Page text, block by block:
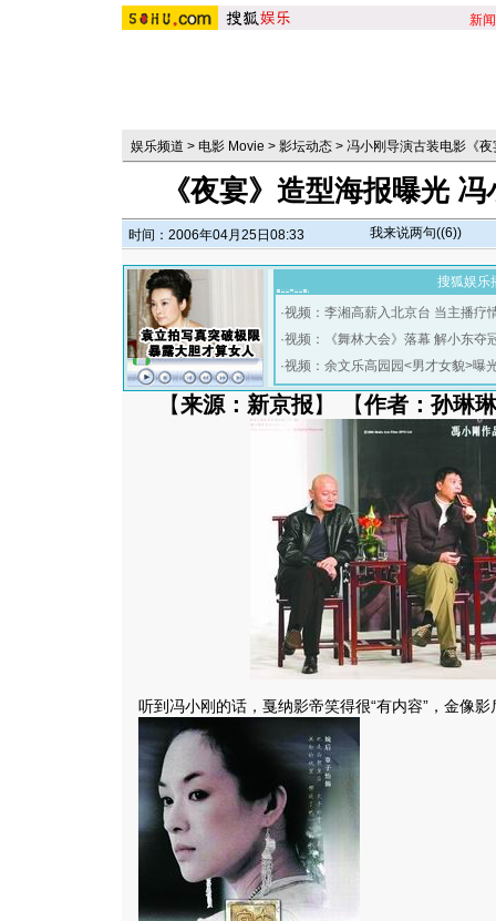
新闻
娱乐频道 > 电影 Movie > 影坛动态 > 冯小刚导演古装电影《夜
《夜宴》造型海报曝光
时间：2006年04月25日08:33 我来说两句((6))
搜狐娱乐
·视频：李湘高薪入北京台 当主播疗
·视频：《舞林大会》落幕 解小东夺
·视频：余文乐高园园<男才女貌>曝
【来源：新京报】 【作者：孙琳琳
听到冯小刚的话，戛纳影帝笑得很“有内容”，金像